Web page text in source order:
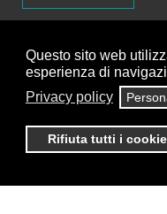
Questo sito web
esperienza di
Privacy policy
Rifiuta tutti i cookie
Codice Fiscale:
01129720759-
UFY1HC
contenuti:Antonio
ClioCom© copyright